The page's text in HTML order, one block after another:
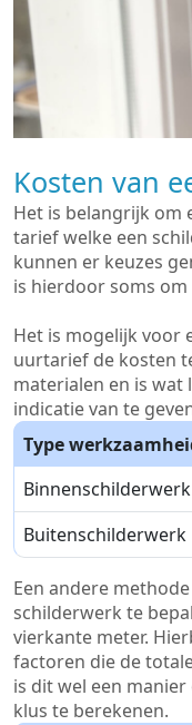
Kosten van
Het is belangrijk om
tarief welke een
kunnen er keuzes
is hierdoor soms
Het is mogelijk voor
uurtarief de kosten
materialen en is wat
indicatie van te
Type
Binnenschilderwerk
Buitenschilderwerk
Een andere
schilderwerk te
vierkante meter.
factoren die de
is dit wel een
klus te berekenen.